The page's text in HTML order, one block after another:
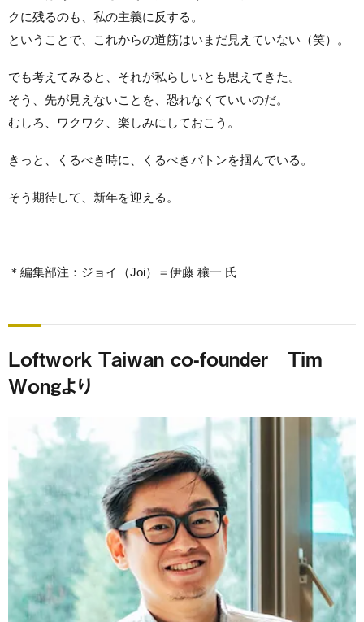
クに残るのも、私の主義に反する。
ということで、これからの道筋はいまだ見えていない（笑）。
でも考えてみると、それが私らしいとも思えてきた。
そう、先が見えないことを、恐れなくていいのだ。
むしろ、ワクワク、楽しみにしておこう。
きっと、くるべき時に、くるべきバトンを掴んでいる。
そう期待して、新年を迎える。
＊編集部注：ジョイ（Joi）＝伊藤 穰一 氏
Loftwork Taiwan co-founder Tim
Wongより